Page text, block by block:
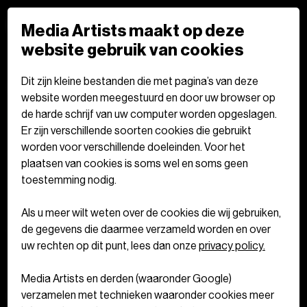
GEO Specialist
Be creative.
Wij creëren digitale kunst. Geen
standaard mediabureau, maar een
team van creatieve doeners die
durven vernieuwen en inspireren.
Fulltime Parttime
Media Artists maakt op deze
website gebruik van cookies
Dit zijn kleine bestanden die met pagina’s van deze
website worden meegestuurd en door uw browser op
de harde schrijf van uw computer worden opgeslagen.
Er zijn verschillende soorten cookies die gebruikt
worden voor verschillende doeleinden. Voor het
plaatsen van cookies is soms wel en soms geen
toestemming nodig.
Als u meer wilt weten over de cookies die wij gebruiken,
de gegevens die daarmee verzameld worden en over
uw rechten op dit punt, lees dan onze privacy policy.
Media Artists en derden (waaronder Google)
verzamelen met technieken waaronder cookies meer